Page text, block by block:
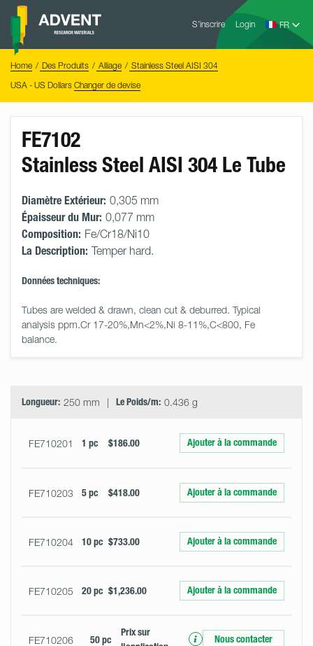
Skip
content
S’inscrire Login
Advent
Home Des Produits Alliage
Stainless Steel AISI 304
USA - US Dollars Changer de devise
FE7102
Stainless Steel AISI 304 Le Tube
Diamètre Extérieur: 0,305 mm
Épaisseur du Mur: 0,077 mm
Composition: Fe/Cr18/Ni10
La Description: Temper hard.
Données techniques:
Tubes are welded & drawn, clean cut & deburred. Typical
analysis ppm.Cr 17-20%,Mn<2%,Ni 8-11%,C<800, Fe
balance.
Longueur: 250 mm Le Poids/m: 0.436 g
FE710201 1 pc $186.00 Ajouter à la commande
FE710203 5 pc $418.00 Ajouter à la commande
FE710204 10 pc $733.00 Ajouter à la commande
FE710205 20 pc $1,236.00 Ajouter à la commande
FE710206 50 pc
Prix ​​sur
Nous contacter